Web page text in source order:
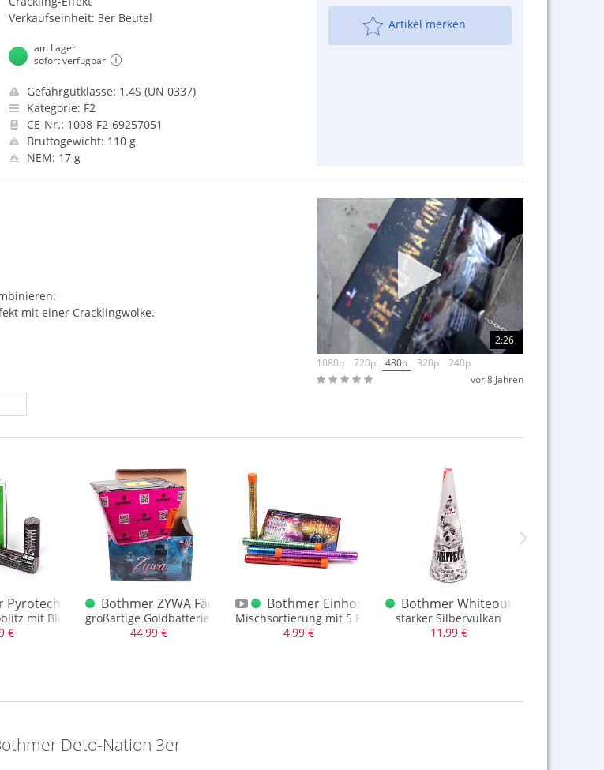
Verkaufseinheit: 3er Beutel
am Lager
sofort verfügbar
Gefahrgutklasse: 1.4S (UN 0337)
Kategorie: F2
CE-Nr.: 1008-F2-69257051
Bruttogewicht: 110 g
NEM: 17 g
Artikel merken
mit einer Cracklingwolke.
2:26
1080p
720p 480p 320p
240p
vor 8 Jahren
Pyrotechnik Schrreckschrraube
mit Blinksternbukett
€
Bothmer ZYWA Fächerbatterie
großartige Goldbatterie mit blauen Sternen, kompl. gefächert
44,99 €
Bothmer Einhornglitzer Regenbogen
Mischsortierung mit 5 Farben
4,99 €
Bothmer Whiteout Riesenvulkan
starker Silbervulkan
11,99 €
Deto-Nation 3er